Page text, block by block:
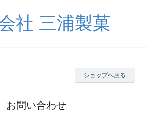
社 三浦製菓
ショップへ戻る
お問い合わせ